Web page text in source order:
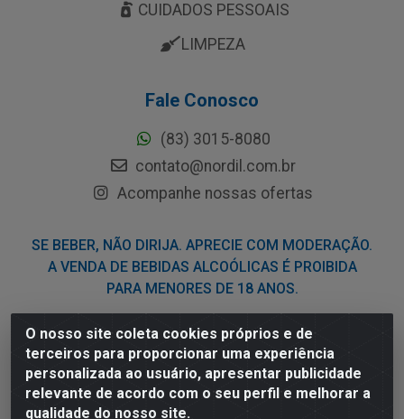
O nosso site coleta cookies próprios e de
terceiros para proporcionar uma experiência
personalizada ao usuário, apresentar publicidade
relevante de acordo com o seu perfil e melhorar a
qualidade do nosso site.
CUIDADOS PESSOAIS
LIMPEZA
Fale Conosco
(83) 3015-8080
contato@nordil.com.br
Acompanhe nossas ofertas
SE BEBER, NÃO DIRIJA. APRECIE COM MODERAÇÃO.
A VENDA DE BEBIDAS ALCOÓLICAS É PROIBIDA
PARA MENORES DE 18 ANOS.
Nordil Distribuidora - Avenida Liberdade, 2738, Bloco F -
Sesi - Bayeux/PB - CEP 58.111-400 - CNPJ
03.775.813/0001-41